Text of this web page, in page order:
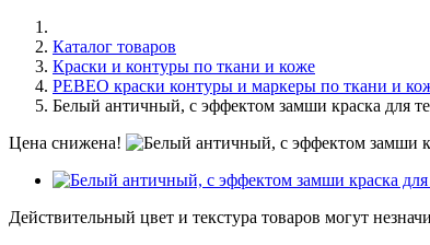
Каталог товаров
Краски и контуры по ткани и коже
PEBEO краски контуры и маркеры по ткани и
Белый античный, с эффектом замши краска для
Цена снижена!
Действительный цвет и текстура товаров могут